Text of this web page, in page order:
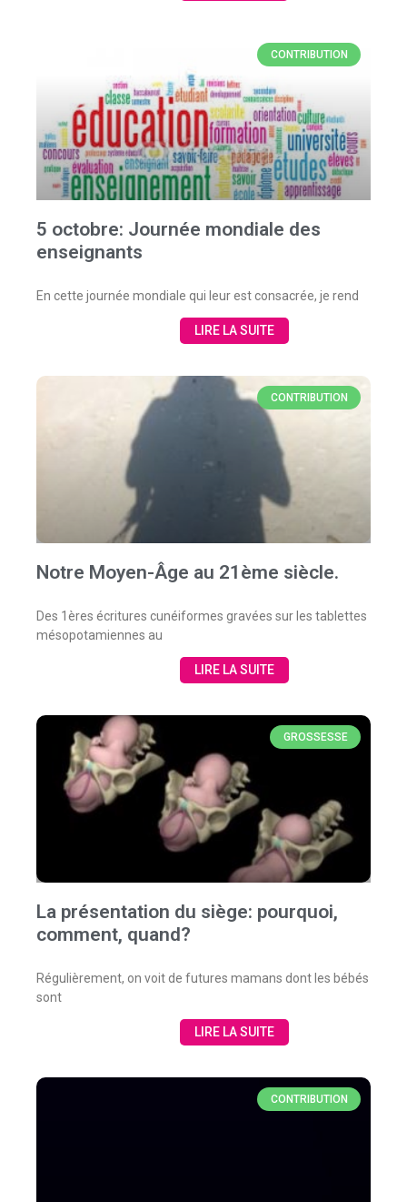
CONTRIBUTION
5 octobre: Journée mondiale des
enseignants
En cette journée mondiale qui leur est consacrée, je rend
LIRE LA SUITE
CONTRIBUTION
Notre Moyen-Âge au 21ème siècle.
Des 1ères écritures cunéiformes gravées sur les tablettes
mésopotamiennes au
LIRE LA SUITE
GROSSESSE
La présentation du siège: pourquoi,
comment, quand?
Régulièrement, on voit de futures mamans dont les bébés
sont
LIRE LA SUITE
CONTRIBUTION